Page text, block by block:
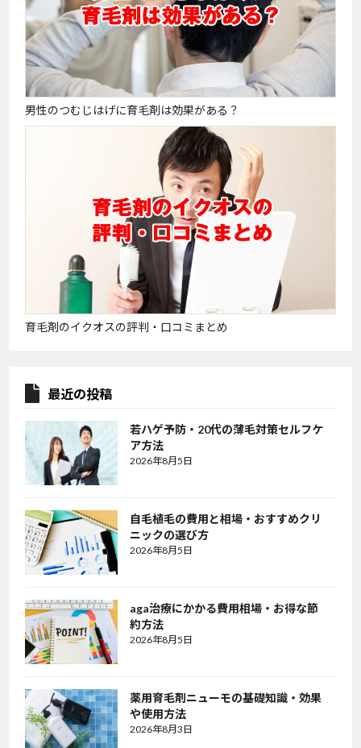
男性のつむじはげに育毛剤は効果がある？
育毛剤のイクオスの評判・口コミまとめ
最近の投稿
若ハゲ予防・20代の薄毛対策セルフケ
ア方法
2026年8月5日
自毛植毛の費用と相場・おすすめクリ
ニックの選び方
2026年8月5日
aga治療にかかる費用相場・お得な節
約方法
2026年8月5日
薬用育毛剤ニューモの基礎知識・効果
や使用方法
2026年8月3日